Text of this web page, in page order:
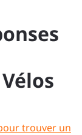
trouver un